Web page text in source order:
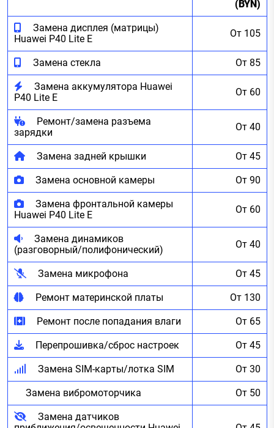
(BYN)
Замена дисплея (матрицы)
Huawei P40 Lite E
От 105
Замена стекла От 85
Замена аккумулятора Huawei
P40 Lite E
От 60
Ремонт/замена разъема
зарядки
От 40
Замена задней крышки От 45
Замена основной камеры От 90
Замена фронтальной камеры
Huawei P40 Lite E
От 60
Замена динамиков
(разговорный/полифонический)
От 40
Замена микрофона От 45
Ремонт материнской платы От 130
Ремонт после попадания влаги От 65
Перепрошивка/сброс настроек От 45
Замена SIM-карты/лотка SIM От 30
Замена вибромоторчика От 50
Замена датчиков